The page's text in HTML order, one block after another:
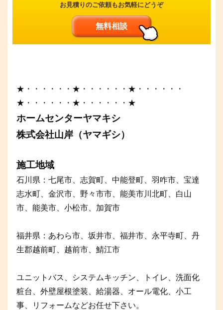
お見積りのご依頼もお気軽にどうぞ
無料相談
★・・・・・・★・・・・・・★・・・・・・
★・・・・・・★・・・・・・★
ホームセンターヤマキシ
株式会社山岸（ヤマギシ）
施工地域
石川県：七尾市、志賀町、中能登町、羽咋市、宝達
志水町、金沢市、野々市市、能美市川北町、白山
市、能美市、小松市、加賀市
福井県：あわら市、坂井市、福井市、永平寺町、丹
生郡越前町、越前市、鯖江市
ユニットバス、システムキッチン、トイレ、洗面化
粧台、外壁屋根塗装、給湯器、オール電化、小工
事、リフォームなどお任せ下さい。